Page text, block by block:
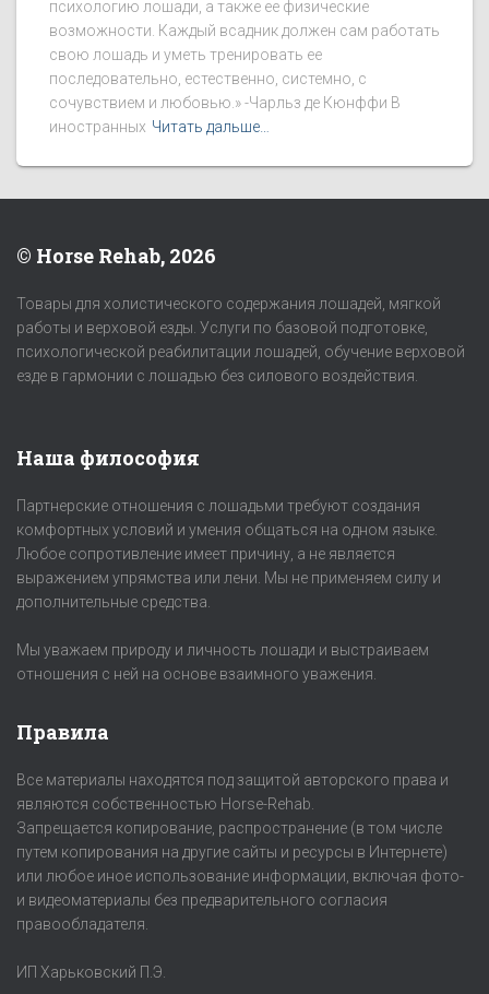
психологию лошади, а также ее физические
возможности. Каждый всадник должен сам работать
свою лошадь и уметь тренировать ее
последовательно, естественно, системно, с
сочувствием и любовью.» -Чарльз де Кюнффи В
иностранных Читать дальше…
© Horse Rehab, 2026
Товары для холистического содержания лошадей, мягкой
работы и верховой езды. Услуги по базовой подготовке,
психологической реабилитации лошадей, обучение верховой
езде в гармонии с лошадью без силового воздействия.
Наша философия
Партнерские отношения с лошадьми требуют создания
комфортных условий и умения общаться на одном языке.
Любое сопротивление имеет причину, а не является
выражением упрямства или лени. Мы не применяем силу и
дополнительные средства.
Мы уважаем природу и личность лошади и выстраиваем
отношения с ней на основе взаимного уважения.
Правила
Все материалы находятся под защитой авторского права и
являются собственностью Horse-Rehab.
Запрещается копирование, распространение (в том числе
путем копирования на другие сайты и ресурсы в Интернете)
или любое иное использование информации, включая фото-
и видеоматериалы без предварительного согласия
правообладателя.
ИП Харьковский П.Э.